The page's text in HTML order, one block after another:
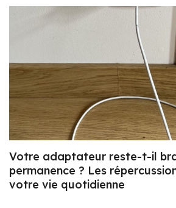
Votre adaptateur reste-t-il
permanence ? Les
votre vie quotidienne